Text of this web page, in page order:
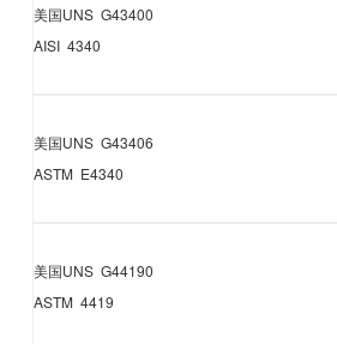
美国UNS G43400
AISI 4340
美国UNS G43406
ASTM E4340
美国UNS G44190
ASTM 4419